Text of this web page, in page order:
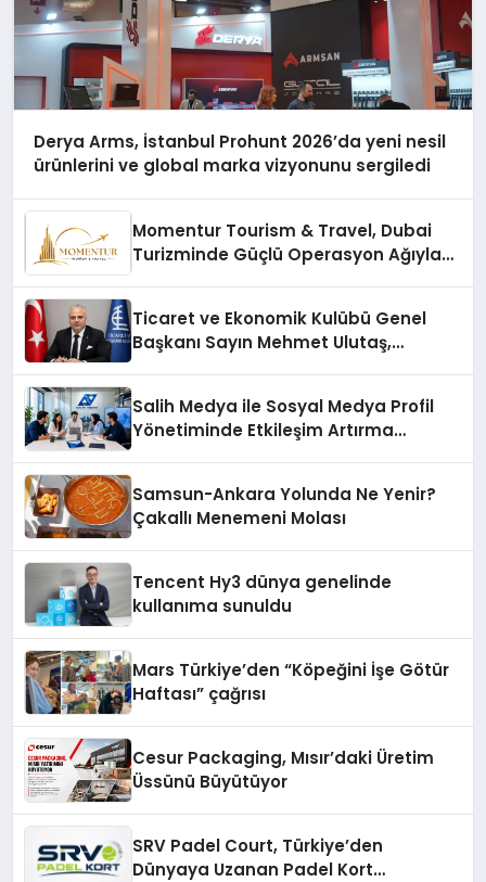
Derya Arms, İstanbul Prohunt 2026’da yeni nesil
ürünlerini ve global marka vizyonunu sergiledi
Momentur Tourism & Travel, Dubai
Turizminde Güçlü Operasyon Ağıyla
Ticaret ve Ekonomik Kulübü Genel
Başkanı Sayın Mehmet Ulutaş,
Salih Medya ile Sosyal Medya Profil
Yönetiminde Etkileşim Artırma
Samsun-Ankara Yolunda Ne Yenir?
Çakallı Menemeni Molası
Tencent Hy3 dünya genelinde
kullanıma sunuldu
Mars Türkiye’den “Köpeğini İşe Götür
Haftası” çağrısı
Cesur Packaging, Mısır’daki Üretim
Üssünü Büyütüyor
SRV Padel Court, Türkiye’den
Dünyaya Uzanan Padel Kort